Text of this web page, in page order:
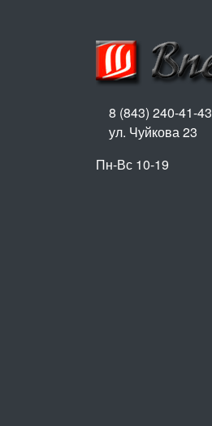
8 (843) 240-41-43
ул. Чуйкова 23
Пн-Вс 10-19